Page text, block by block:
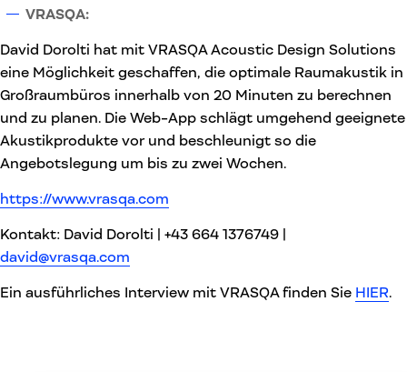
VRASQA:
David Dorolti hat mit VRASQA Acoustic Design Solutions
eine Möglichkeit geschaffen, die optimale Raumakustik in
Großraumbüros innerhalb von 20 Minuten zu berechnen
und zu planen. Die Web-App schlägt umgehend geeignete
Akustikprodukte vor und beschleunigt so die
Angebotslegung um bis zu zwei Wochen.
https://www.vrasqa.com
Kontakt: David Dorolti | +43 664 1376749 |
david@vrasqa.com
Ein ausführliches Interview mit VRASQA finden Sie HIER.